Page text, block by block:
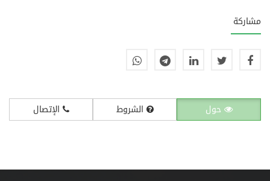
مشاركة
حول الإتصال